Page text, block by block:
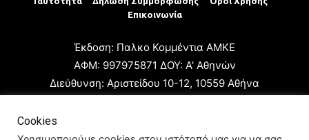
Επικοινωνία
Έκδοση: Παλκο Κομμέντια ΑΜΚΕ
ΑΦΜ: 997975871 ΔΟΥ: Α' Αθηνών
Διεύθυνση: Αριστείδου 10-12, 10559 Αθήνα
Ιδιοκτήτης: Παλκο Κομμέντια ΑΜΚΕ
Cookies